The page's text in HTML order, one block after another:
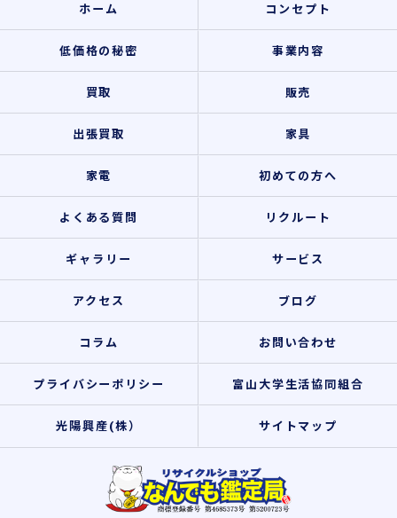
ホーム コンセプト
低価格の秘密 事業内容
買取 販売
出張買取 家具
家電 初めての方へ
よくある質問 リクルート
ギャラリー サービス
アクセス ブログ
コラム お問い合わせ
プライバシーポリシー 富山大学生活協同組合
光陽興産(株） サイトマップ